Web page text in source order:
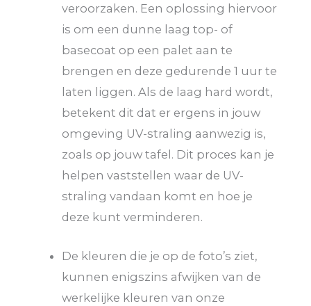
veroorzaken. Een oplossing hiervoor
is om een dunne laag top- of
basecoat op een palet aan te
brengen en deze gedurende 1 uur te
laten liggen. Als de laag hard wordt,
betekent dit dat er ergens in jouw
omgeving UV-straling aanwezig is,
zoals op jouw tafel. Dit proces kan je
helpen vaststellen waar de UV-
straling vandaan komt en hoe je
deze kunt verminderen.
De kleuren die je op de foto’s ziet,
kunnen enigszins afwijken van de
werkelijke kleuren van onze